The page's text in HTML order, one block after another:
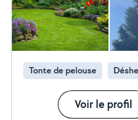
prestation je vous conseille
Tonte de pelouse
Voir le profil